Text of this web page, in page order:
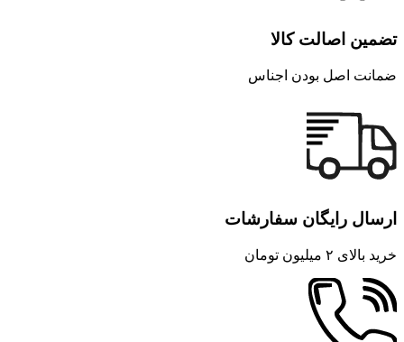
تضمین اصالت کالا
ضمانت اصل بودن اجناس
ارسال رایگان سفارشات
خرید بالای ۲ میلیون تومان